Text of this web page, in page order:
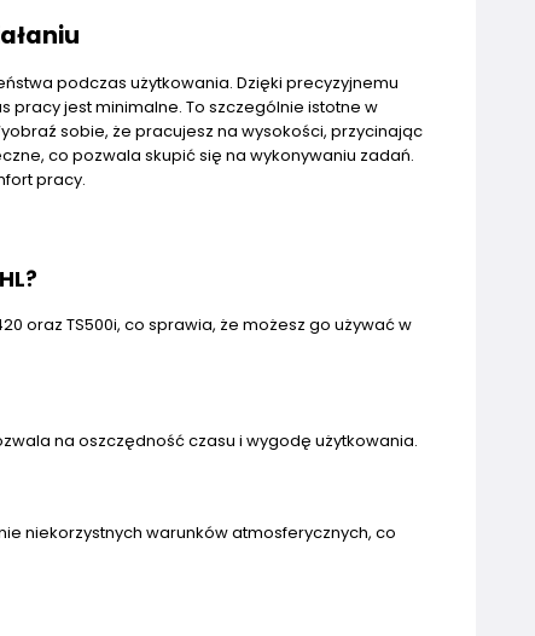
podczas użytkowania. Dzięki precyzyjnemu
jest minimalne. To szczególnie istotne w
sobie, że pracujesz na wysokości, przycinając
co pozwala skupić się na wykonywaniu zadań.
pracy.
oraz TS500i, co sprawia, że możesz go używać w
na oszczędność czasu i wygodę użytkowania.
niekorzystnych warunków atmosferycznych, co